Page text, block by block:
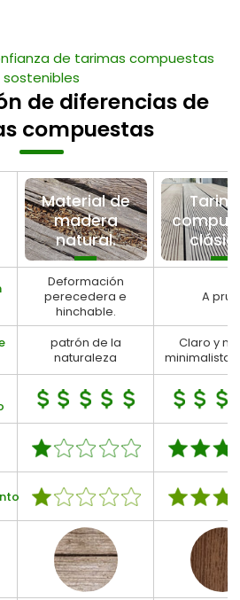
de tarimas compuestas
sostenibles
de diferencias de
compuestas
Material de
madera
natural.
Deformación
perecedera e
hinchable.
A
patrón de la
naturaleza
Claro y
minimalista